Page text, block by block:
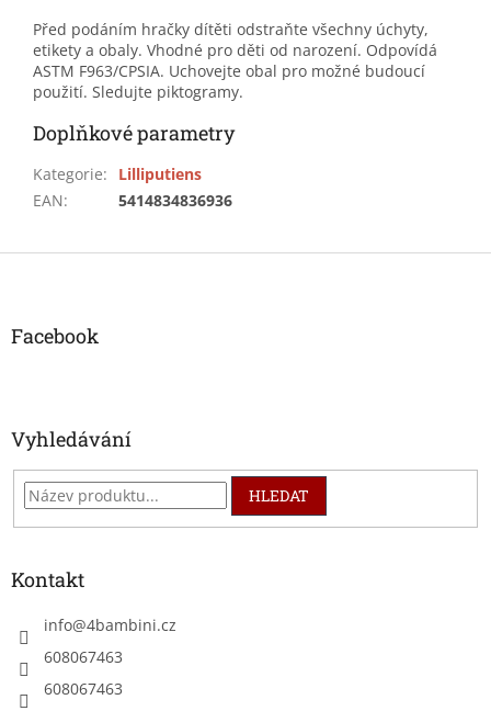
Před podáním hračky dítěti odstraňte všechny úchyty,
etikety a obaly. Vhodné pro děti od narození. Odpovídá
ASTM F963/CPSIA. Uchovejte obal pro možné budoucí
použití. Sledujte piktogramy.
Doplňkové parametry
Kategorie:
Lilliputiens
EAN: 5414834836936
Z
Facebook
Vyhledávání
HLEDAT
Kontakt
info@4bambini.cz
608067463
608067463